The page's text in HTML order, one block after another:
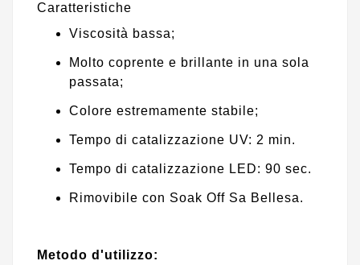
Caratteristiche
Viscosità bassa;
Molto coprente e brillante in una sola
passata;
Colore estremamente stabile;
Tempo di catalizzazione UV: 2 min.
Tempo di catalizzazione LED: 90 sec.
Rimovibile con Soak Off Sa Bellesa.
Metodo d'utilizzo: